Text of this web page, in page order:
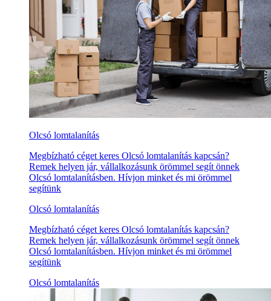
Olcsó lomtalanítás
Megbízható céget keres Olcsó lomtalanítás kapcsán?
Remek helyen jár, vállalkozásunk örömmel segít önnek
Olcsó lomtalanításben. Hívjon minket és mi örömmel
segítünk
Olcsó lomtalanítás
Megbízható céget keres Olcsó lomtalanítás kapcsán?
Remek helyen jár, vállalkozásunk örömmel segít önnek
Olcsó lomtalanításben. Hívjon minket és mi örömmel
segítünk
Olcsó lomtalanítás